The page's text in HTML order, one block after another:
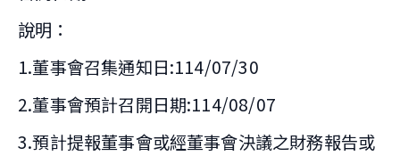
說明：
1.董事會召集通知日:114/07/30
2.董事會預計召開日期:114/08/07
3.預計提報董事會或經董事會決議之財務報告或